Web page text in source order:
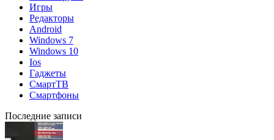
Игры
Редакторы
Android
Windows 7
Windows 10
Ios
Гаджеты
СмартТВ
Смартфоны
Последние записи